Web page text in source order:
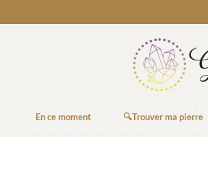
En ce moment 🔍Trouver ma pierre